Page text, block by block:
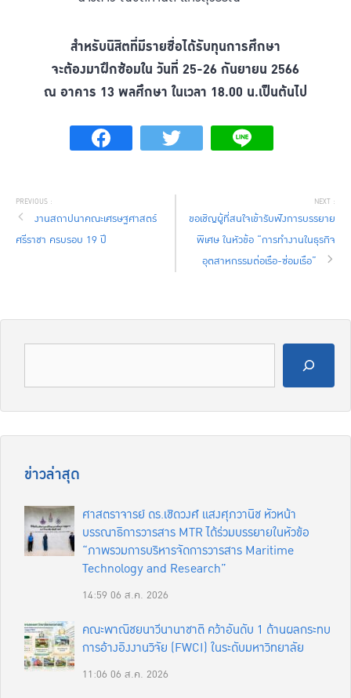
สำหรับนิสิตที่มีรายชื่อได้รับทุนการศึกษา
จะต้องมาฝึกซ้อมใน วันที่ 25-26 กันยายน 2566
ณ อาคาร 13 พลศึกษา ในเวลา 18.00 น.เป็นต้นไป
งานสถาปนาคณะเศรษฐศาสตร์
ศรีราชา ครบรอบ 19 ปี
ขอเชิญผู้ที่สนใจเข้ารับฟังการบรรยาย
พิเศษ ในหัวข้อ “การทำงานในธุรกิจ
อุตสาหกรรมต่อเรือ-ซ่อมเรือ”
ข่าวล่าสุด
ศาสตราจารย์ ดร.เชิดวงศ์ แสงศุภวานิช หัวหน้า
บรรณาธิการวารสาร MTR ได้ร่วมบรรยายในหัวข้อ
“ภาพรวมการบริหารจัดการวารสาร Maritime
Technology and Research”
14:59 06 ส.ค. 2026
คณะพาณิชยนาวีนานาชาติ คว้าอันดับ 1 ด้านผลกระทบ
การอ้างอิงงานวิจัย (FWCI) ในระดับมหาวิทยาลัย
11:06 06 ส.ค. 2026